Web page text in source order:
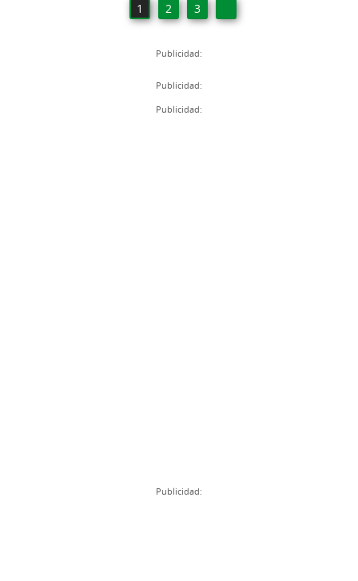
1 2 3
Publicidad:
Publicidad:
Publicidad:
Publicidad: